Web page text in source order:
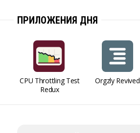
ПРИЛОЖЕНИЯ ДНЯ
CPU Throttling Test
Redux
Orgzly Revived